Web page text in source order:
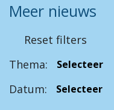
Meer nieuws
Reset filters
Thema:
Datum: